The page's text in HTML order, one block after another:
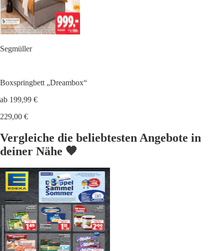
Segmüller
Boxspringbett „Dreambox“
ab 199,99 €
229,00 €
Vergleiche die beliebtesten Angebote in
deiner Nähe 🧡